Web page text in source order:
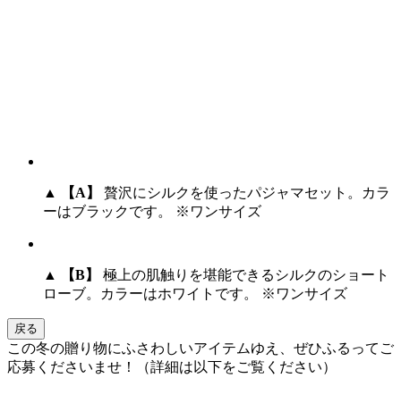
▲ 【A】
贅沢にシルクを使ったパジャマセット。カラ
ーはブラックです。 ※ワンサイズ
▲ 【B】
極上の肌触りを堪能できるシルクのショート
ローブ。カラーはホワイトです。 ※ワンサイズ
戻る
この冬の贈り物にふさわしいアイテムゆえ、ぜひふるってご
応募くださいませ！（詳細は以下をご覧ください）